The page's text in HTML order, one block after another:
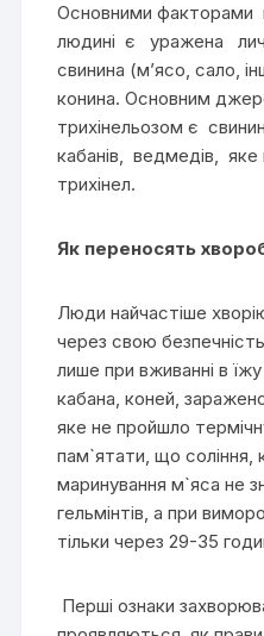
Основними факторами
людині є уражена
свинина (м’ясо, сало,
конина. Основним
трихінельозом є
кабанів, ведмедів, яке
трихінел.
Як переносять
Люди найчастіше
через свою
лише при вживанні в
кабана, коней,
яке не пройшло
пам`ятати, що соління,
маринування м`яса не
гельмінтів, а при
тільки через 29-35
Перші ознаки